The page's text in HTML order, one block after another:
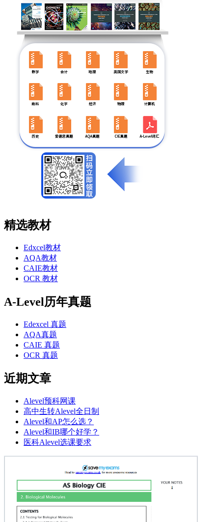
精选教材
Edxcel教材
AQA教材
CAIE教材
OCR 教材
A-Level历年真题
Edexcel 真题
AQA真题
CAIE 真题
OCR 真题
近期文章
Alevel预科网课
高中生转Alevel全日制
Alevel和AP怎么选？
Alevel和IB哪个好学？
医科Alevel选课要求